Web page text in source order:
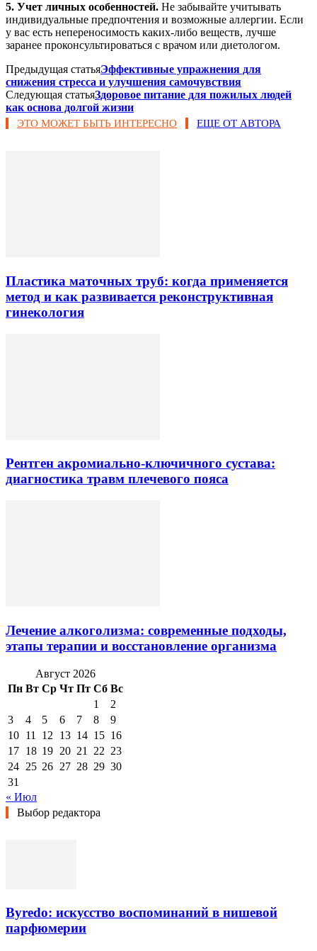
5. Учет личных особенностей. Не забывайте учитывать
индивидуальные предпочтения и возможные аллергии. Если
у вас есть непереносимость каких-либо веществ, лучше
заранее проконсультироваться с врачом или диетологом.
Предыдущая статьяЭффективные упражнения для
снижения стресса и улучшения самочувствия
Следующая статьяЗдоровое питание для пожилых людей
как основа долгой жизни
ЭТО МОЖЕТ БЫТЬ ИНТЕРЕСНО ЕЩЕ ОТ АВТОРА
Пластика маточных труб: когда применяется
метод и как развивается реконструктивная
гинекология
Рентген акромиально-ключичного сустава:
диагностика травм плечевого пояса
Лечение алкоголизма: современные подходы,
этапы терапии и восстановление организма
Август 2026
Пн Вт Ср Чт Пт Сб Вс
1
2
3
4 5 6 7 8
9
10 11 12 13 14 15 16
17 18 19 20 21 22 23
24 25 26 27 28 29 30
31
« Июл
Выбор редактора
Byredo: искусство воспоминаний в нишевой
парфюмерии